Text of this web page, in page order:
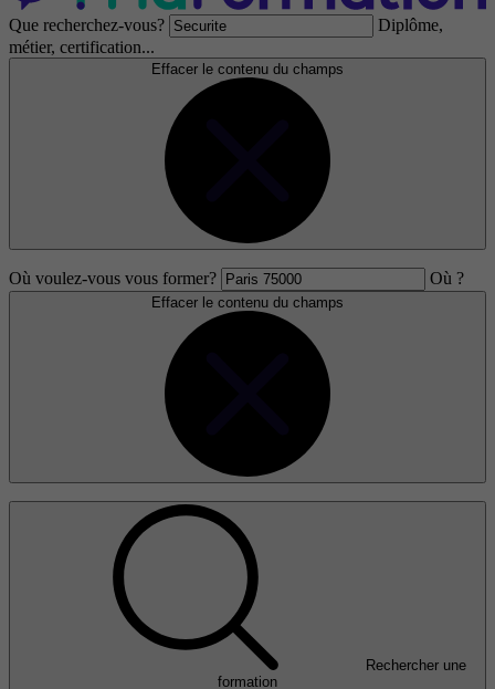
Que recherchez-vous?
Diplôme,
métier, certification...
Effacer le contenu du champs
Où voulez-vous vous former? Où ?
Effacer le contenu du champs
Rechercher une
formation